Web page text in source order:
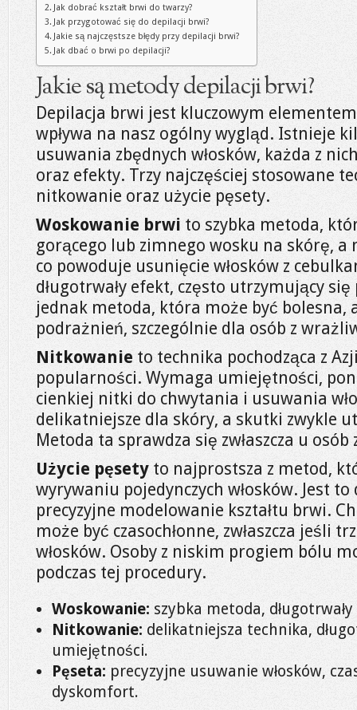
Jak dobrać kształt brwi do twarzy?
Jak przygotować się do depilacji brwi?
Jakie są najczęstsze błędy przy depilacji brwi?
Jak dbać o brwi po depilacji?
Jakie są metody depilacji brwi?
Depilacja brwi jest kluczowym
wpływa na nasz ogólny wygląd. Istnieje
usuwania zbędnych włosków, każda z
oraz efekty. Trzy najczęściej stosowane
nitkowanie oraz użycie pęsety.
Woskowanie brwi to szybka metoda,
gorącego lub zimnego wosku na skórę,
co powoduje usunięcie włosków z
długotrwały efekt, często utrzymujący
jednak metoda, która może być bolesna,
podrażnień, szczególnie dla osób z
Nitkowanie to technika pochodząca z
popularności. Wymaga umiejętności,
cienkiej nitki do chwytania i usuwania
delikatniejsze dla skóry, a skutki zwykle
Metoda ta sprawdza się zwłaszcza u
Użycie pęsety to najprostsza z metod,
wyrywaniu pojedynczych włosków. Jest
precyzyjne modelowanie kształtu brwi.
może być czasochłonne, zwłaszcza jeśli
włosków. Osoby z niskim progiem bólu
podczas tej procedury.
Woskowanie: szybka metoda,
Nitkowanie: delikatniejsza technika,
umiejętności.
Pęseta: precyzyjne usuwanie włosków,
dyskomfort.